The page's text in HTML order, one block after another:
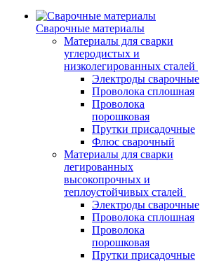
Сварочные материалы
Материалы для сварки
углеродистых и
низколегированных сталей
Электроды сварочные
Проволока сплошная
Проволока
порошковая
Прутки присадочные
Флюс сварочный
Материалы для сварки
легированных
высокопрочных и
теплоустойчивых сталей
Электроды сварочные
Проволока сплошная
Проволока
порошковая
Прутки присадочные